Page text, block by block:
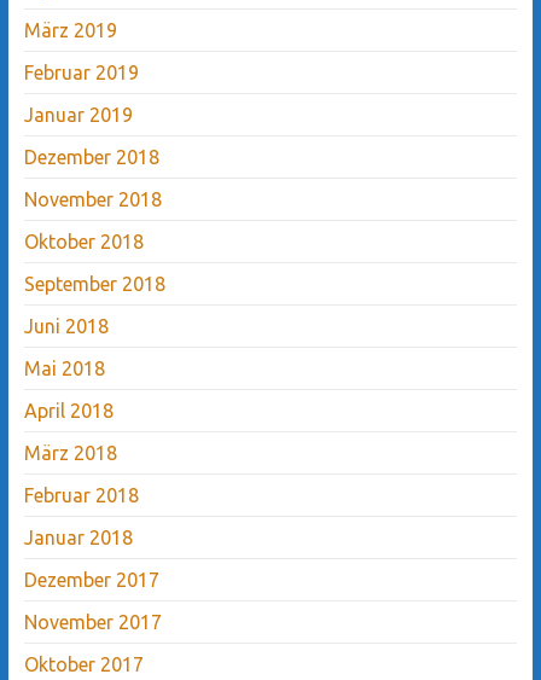
März 2019
Februar 2019
Januar 2019
Dezember 2018
November 2018
Oktober 2018
September 2018
Juni 2018
Mai 2018
April 2018
März 2018
Februar 2018
Januar 2018
Dezember 2017
November 2017
Oktober 2017